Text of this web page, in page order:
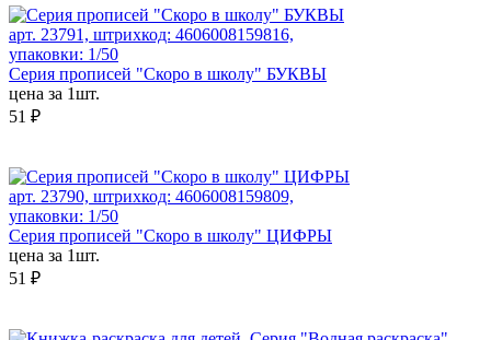
арт. 23791, штрихкод: 4606008159816,
упаковки: 1/50
Серия прописей "Скоро в школу" БУКВЫ
цена за 1шт.
51 ₽
арт. 23790, штрихкод: 4606008159809,
упаковки: 1/50
Серия прописей "Скоро в школу" ЦИФРЫ
цена за 1шт.
51 ₽